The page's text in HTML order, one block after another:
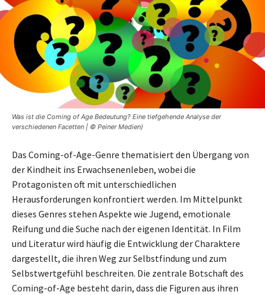
Was ist die Coming of Age Bedeutung? Eine tiefgehende Analyse der
verschiedenen Facetten | © Peiner Medien)
Das Coming-of-Age-Genre thematisiert den Übergang von
der Kindheit ins Erwachsenenleben, wobei die
Protagonisten oft mit unterschiedlichen
Herausforderungen konfrontiert werden. Im Mittelpunkt
dieses Genres stehen Aspekte wie Jugend, emotionale
Reifung und die Suche nach der eigenen Identität. In Film
und Literatur wird häufig die Entwicklung der Charaktere
dargestellt, die ihren Weg zur Selbstfindung und zum
Selbstwertgefühl beschreiten. Die zentrale Botschaft des
Coming-of-Age besteht darin, dass die Figuren aus ihren